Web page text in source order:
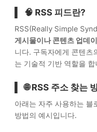
🧠 RSS 피드란?
RSS(Really Simple
게시물이나 콘텐츠 업데
니다. 구독자에게 콘텐츠
는 기술적 기반 역할을 합
🌐 RSS 주소 찾는
아래는 자주 사용하는 블
방법의 예시입니다.